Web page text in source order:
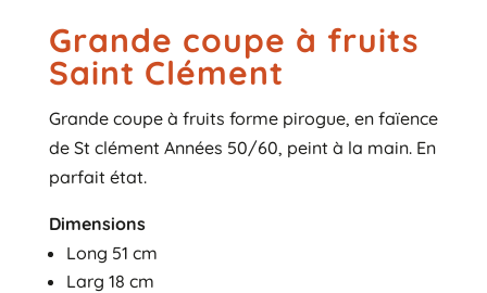
Grande coupe à fruits
Saint Clément
Grande coupe à fruits forme pirogue, en faïence
de St clément Années 50/60, peint à la main. En
parfait état.
Dimensions
Long 51 cm
Larg 18 cm